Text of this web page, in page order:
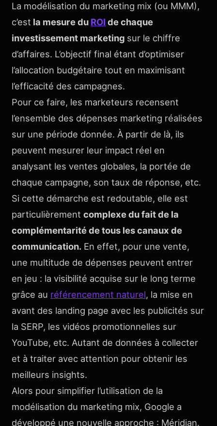
La modélisation du marketing mix (ou MMM),
c’est la mesure du ROI de chaque
investissement marketing sur le chiffre
d’affaires. L’objectif final étant d’optimiser
l’allocation budgétaire tout en maximisant
l’efficacité des campagnes.
Pour ce faire, les marketeurs recensent
l’ensemble des dépenses marketing réalisées
sur une période donnée. À partir de là, ils
peuvent mesurer leur impact réel en
analysant les ventes globales, la portée de
chaque campagne, son taux de réponse, etc.
Si cette démarche est redoutable, elle est
particulièrement complexe du fait de la
complémentarité de tous les canaux de
communication. En effet, pour une vente,
une multitude de dépenses peuvent entrer
en jeu : la visibilité acquise sur le long terme
grâce au référencement naturel, la mise en
avant des landing page avec les publicités sur
la SERP, les vidéos promotionnelles sur
YouTube, etc. Autant de données à collecter
et à traiter avec attention pour obtenir les
meilleurs insights.
Alors pour simplifier l’utilisation de la
modélisation du marketing mix, Google a
développé une nouvelle approche : Méridian.